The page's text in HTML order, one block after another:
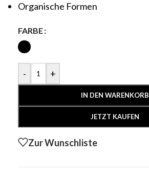
Organische Formen
FARBE
- +
IN DEN WARENKORB
JETZT KAUFEN
Zur Wunschliste